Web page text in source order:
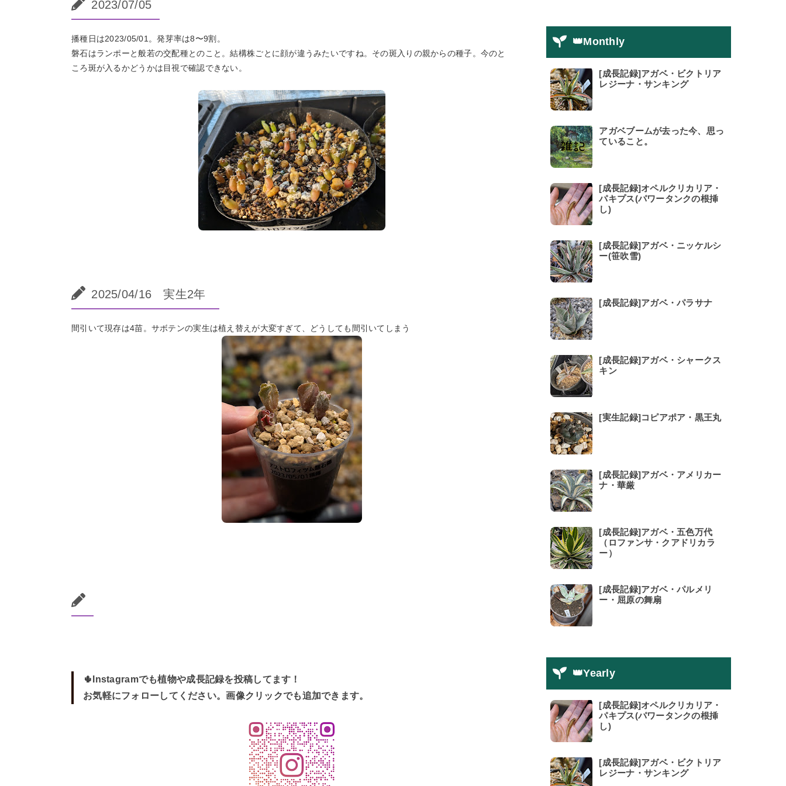
2023/07/05
播種日は2023/05/01。発芽率は8〜9割。
磐石はランポーと般若の交配種とのこと。結構株ごとに顔が違うみたいですね。その斑入りの親からの種子。今のと
ころ斑が入るかどうかは目視で確認できない。
2025/04/16 実生2年
間引いて現存は4苗。サボテンの実生は植え替えが大変すぎて、どうしても間引いてしまう
🌵Instagramでも植物や成長記録を投稿してます！
お気軽にフォローしてください。画像クリックでも追加できます。
👑Monthly
[成長記録]アガベ・ビクトリア
レジーナ・サンキング
アガベブームが去った今、思っ
ていること。
[成長記録]オペルクリカリア・
パキプス(パワータンクの根挿
し)
[成長記録]アガベ・ニッケルシ
ー(笹吹雪)
[成長記録]アガベ・パラサナ
[成長記録]アガベ・シャークス
キン
[実生記録]コピアポア・黒王丸
[成長記録]アガベ・アメリカー
ナ・華厳
[成長記録]アガベ・五色万代
（ロファンサ・クアドリカラ
ー）
[成長記録]アガベ・パルメリ
ー・屈原の舞扇
👑Yearly
[成長記録]オペルクリカリア・
パキプス(パワータンクの根挿
し)
[成長記録]アガベ・ビクトリア
レジーナ・サンキング